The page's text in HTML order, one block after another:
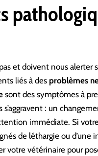
et doivent nous alerter
liés à des problèmes
sont des symptômes à
s’aggravent : un
immédiate. Si
de léthargie ou d’une
votre vétérinaire pour